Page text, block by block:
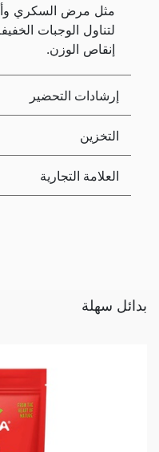
مثل مرض السكري
لتناول الوجبات
إنقاص الوزن.
إرشادات التحضير
التخزين
العلامة التجارية
بدائل سهلة